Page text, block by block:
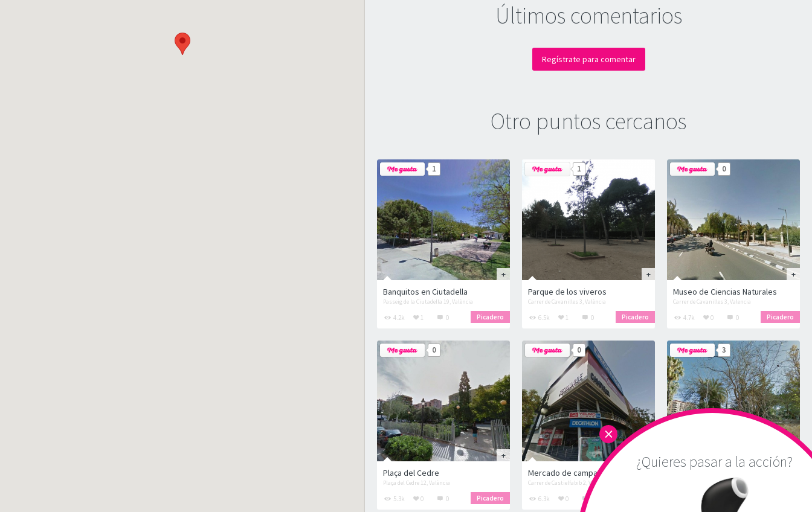
Últimos comentarios
Regístrate para comentar
Otro puntos cercanos
1
Banquitos en Ciutadella
Passeig de la Ciutadella 19, València
Picadero
4.2k 1 0
1
Parque de los viveros
Carrer de Cavanilles 3, València
Picadero
6.5k 1 0
0
Museo de Ciencias Naturales
Carrer de Cavanilles 3, Valencia
Picadero
4.7k 0 0
0
Plaça del Cedre
Plaça del Cedre 12, València
Picadero
5.3k 0 0
0
Mercado de campanar
Carrer de Castielfabib 2, València
6.3k 0 0
3
Parque de Aroya
Plaza Organista Cabo 5, Valencia
14
¿Quieres pasar a la acción?
×